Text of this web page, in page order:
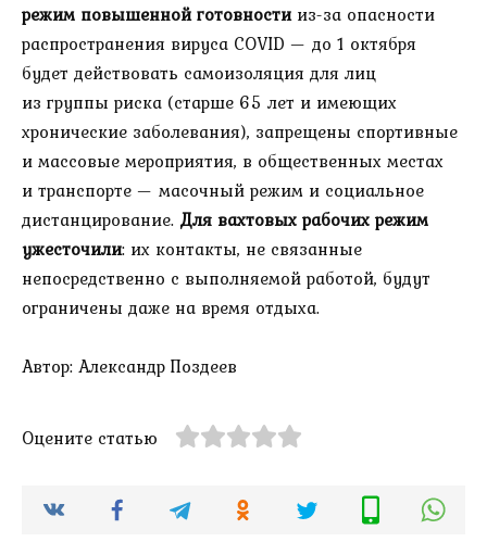
режим повышенной готовностииз-за опасности
распространения вируса COVID — до 1 октября
будет действовать самоизоляция для лиц
из группы риска (старше 65 лет и имеющих
хронические заболевания), запрещены спортивные
и массовые мероприятия, в общественных местах
и транспорте — масочный режим и социальное
дистанцирование. Для вахтовых рабочих режим
ужесточили: их контакты, не связанные
непосредственно с выполняемой работой, будут
ограничены даже на время отдыха.
Автор: Александр Поздеев
Оцените статью